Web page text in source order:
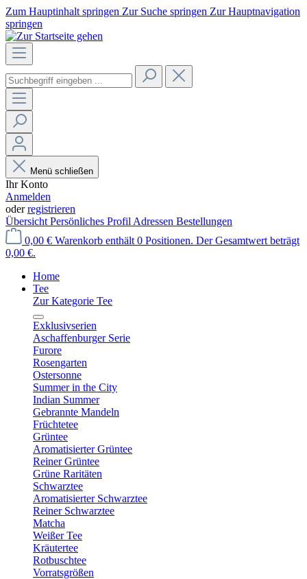
Zum Hauptinhalt springen Zur Suche springen Zur Hauptnavigation
springen
Menü schließen
Ihr Konto
Anmelden
oderregistrieren
Übersicht Persönliches Profil Adressen Bestellungen
0,00 € Warenkorb enthält 0 Positionen. Der Gesamtwert beträgt
0,00 €.
Home
Tee
Zur Kategorie Tee
Exklusivserien
Aschaffenburger Serie
Furore
Rosengarten
Ostersonne
Summer in the City
Indian Summer
Gebrannte Mandeln
Früchtetee
Grüntee
Aromatisierter Grüntee
Reiner Grüntee
Grüne Raritäten
Schwarztee
Aromatisierter Schwarztee
Reiner Schwarztee
Matcha
Weißer Tee
Kräutertee
Rotbuschtee
Vorratsgrößen